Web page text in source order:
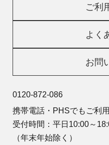
ご利
よく
お問
0120-872-086
携帯電話・PHSでもご利
受付時間：平日10:00～
（年末年始除く）